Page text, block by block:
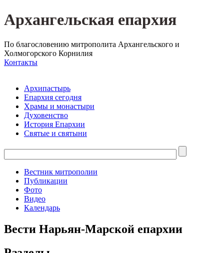
Архангельская епархия
По благословению митрополита Архангельского и
Холмогорского Корнилия
Контакты
Архипастырь
Епархия сегодня
Храмы и монастыри
Духовенство
История Епархии
Святые и святыни
Вестник митрополии
Публикации
Фото
Видео
Календарь
Вести Нарьян-Марской епархии